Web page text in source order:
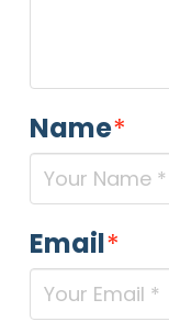
Name*
Email*